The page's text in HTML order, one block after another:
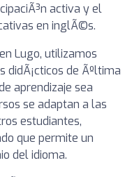
activa y el
en inglÃ©s.
Lugo, utilizamos
didÃ¡cticos de Ãºltima
aprendizaje sea
se adaptan a las
estudiantes,
que permite un
del idioma.